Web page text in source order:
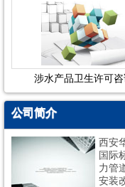
涉水产品卫生许可咨
公司简介
西安
国际
力管
安装